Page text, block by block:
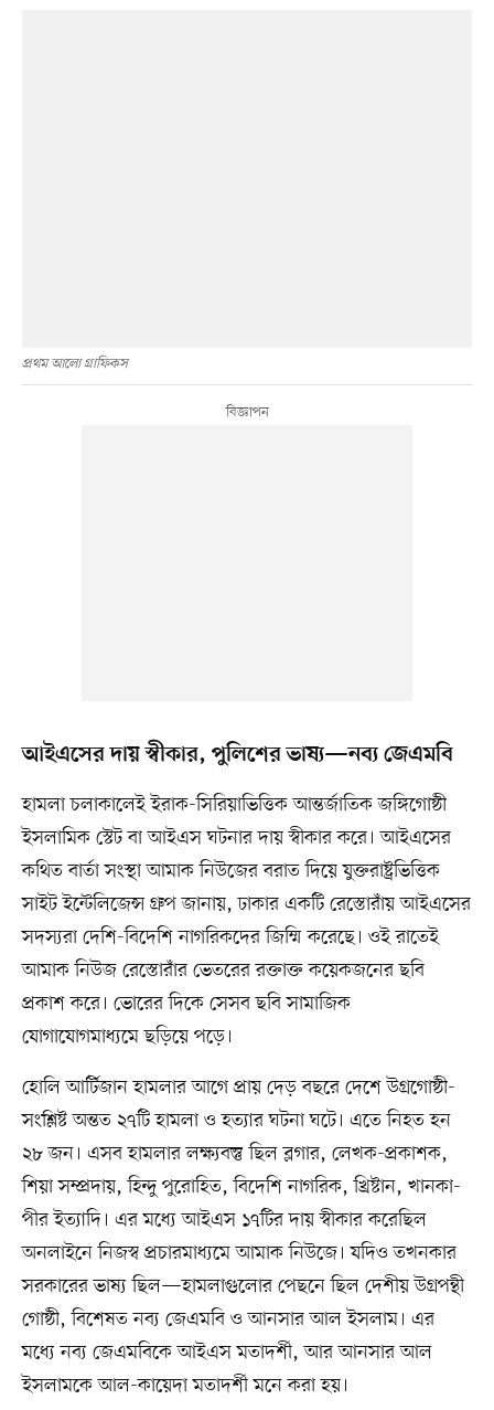
প্রথম আলো গ্রাফিকস
আইএসের দায় স্বীকার, পুলিশের ভাষ্য—নব্য জেএমবি
হামলা চলাকালেই ইরাক-সিরিয়াভিত্তিক আন্তর্জাতিক জঙ্গিগোষ্ঠী
ইসলামিক স্টেট বা আইএস ঘটনার দায় স্বীকার করে। আইএসের
কথিত বার্তা সংস্থা আমাক নিউজের বরাত দিয়ে যুক্তরাষ্ট্রভিত্তিক
সাইট ইন্টেলিজেন্স গ্রুপ জানায়, ঢাকার একটি রেস্তোরাঁয় আইএসের
সদস্যরা দেশি-বিদেশি নাগরিকদের জিম্মি করেছে। ওই রাতেই
আমাক নিউজ রেস্তোরাঁর ভেতরের রক্তাক্ত কয়েকজনের ছবি
প্রকাশ করে। ভোরের দিকে সেসব ছবি সামাজিক
যোগাযোগমাধ্যমে ছড়িয়ে পড়ে।
হোলি আর্টিজান হামলার আগে প্রায় দেড় বছরে দেশে উগ্রগোষ্ঠী-
সংশ্লিষ্ট অন্তত ২৭টি হামলা ও হত্যার ঘটনা ঘটে। এতে নিহত হন
২৮ জন। এসব হামলার লক্ষ্যবস্তু ছিল ব্লগার, লেখক-প্রকাশক,
শিয়া সম্প্রদায়, হিন্দু পুরোহিত, বিদেশি নাগরিক, খ্রিষ্টান, খানকা-
পীর ইত্যাদি। এর মধ্যে আইএস ১৭টির দায় স্বীকার করেছিল
অনলাইনে নিজস্ব প্রচারমাধ্যমে আমাক নিউজে। যদিও তখনকার
সরকারের ভাষ্য ছিল—হামলাগুলোর পেছনে ছিল দেশীয় উগ্রপন্থী
গোষ্ঠী, বিশেষত নব্য জেএমবি ও আনসার আল ইসলাম। এর
মধ্যে নব্য জেএমবিকে আইএস মতাদর্শী, আর আনসার আল
ইসলামকে আল-কায়েদা মতাদর্শী মনে করা হয়।